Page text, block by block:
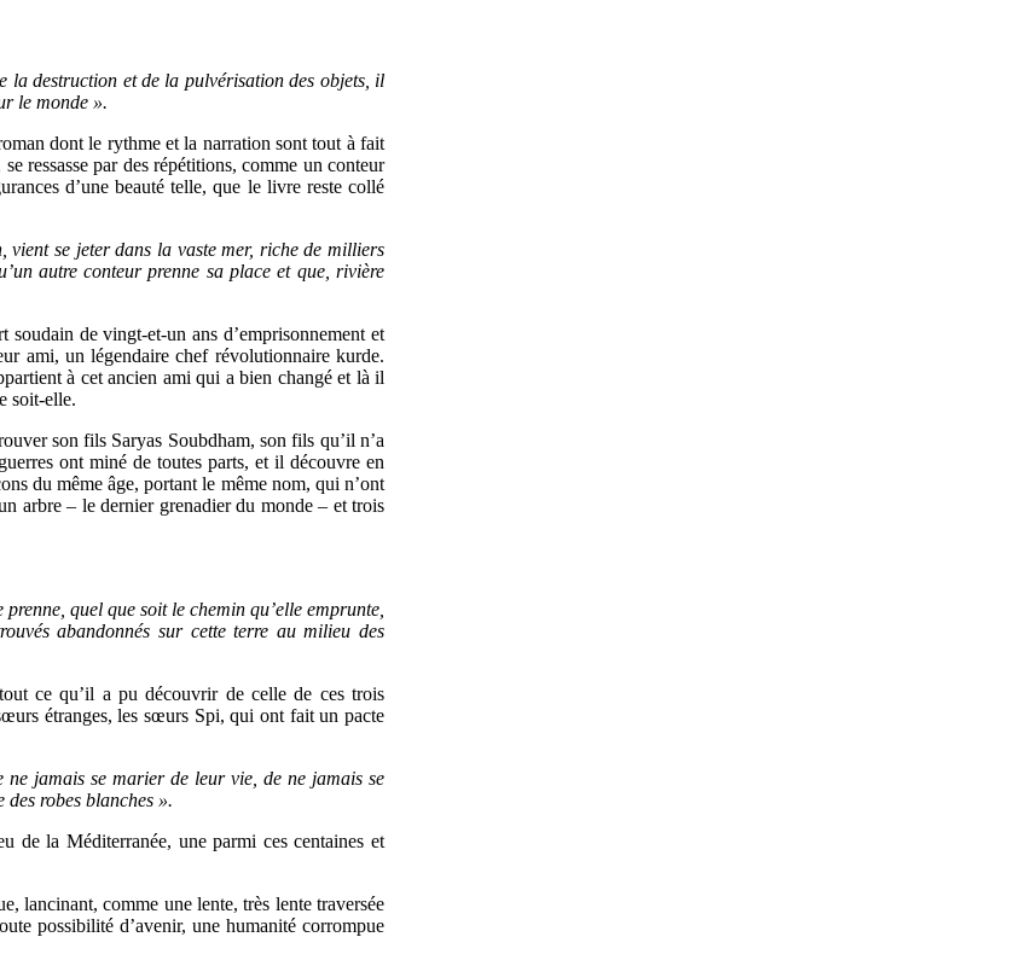
la destruction et de la pulvérisation des objets, il
le monde ».
dont le rythme et la narration sont tout à fait
ressasse par des répétitions, comme un conteur
d’une beauté telle, que le livre reste collé
vient se jeter dans la vaste mer, riche de milliers
autre conteur prenne sa place et que, rivière
de vingt-et-un ans d’emprisonnement et
ami, un légendaire chef révolutionnaire kurde.
à cet ancien ami qui a bien changé et là il
soit-elle.
son fils Saryas Soubdham, son fils qu’il n’a
ont miné de toutes parts, et il découvre en
du même âge, portant le même nom, qui n’ont
arbre – le dernier grenadier du monde – et trois
quel que soit le chemin qu’elle emprunte,
abandonnés sur cette terre au milieu des
ce qu’il a pu découvrir de celle de ces trois
étranges, les sœurs Spi, qui ont fait un pacte
jamais se marier de leur vie, de ne jamais se
des robes blanches ».
de la Méditerranée, une parmi ces centaines et
lancinant, comme une lente, très lente traversée
possibilité d’avenir, une humanité corrompue